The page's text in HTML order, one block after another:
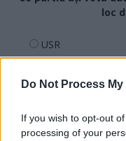
Do Not Process
If you wish to opt-out
processing of your
loc
USR
PSD
UDMR